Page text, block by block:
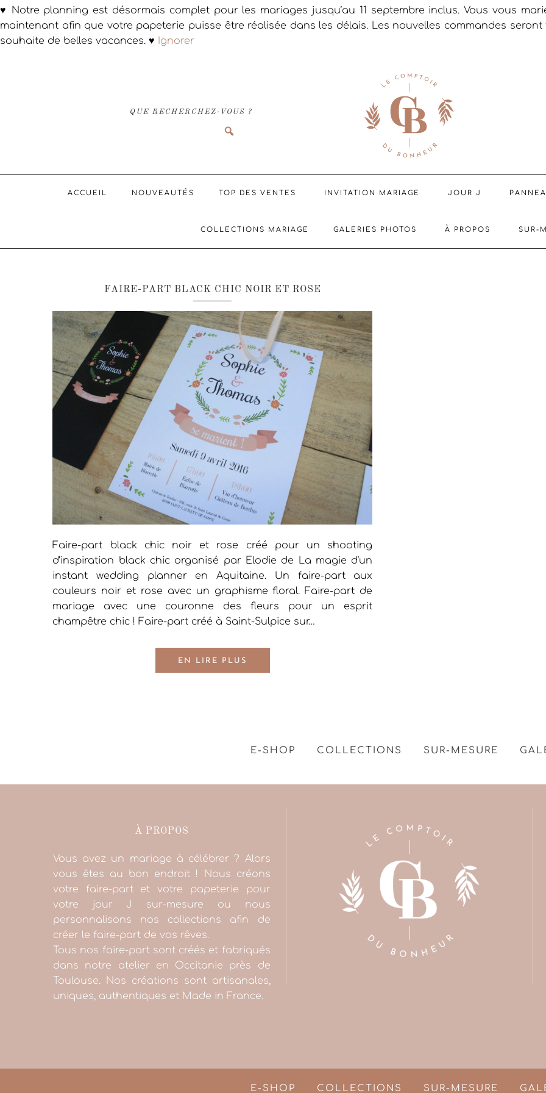
♥ Notre planning est désormais complet pour les mariages jusqu’au 11 septembre inclus. Vous vous
maintenant afin que votre papeterie puisse être réalisée dans les délais. Les nouvelles commandes
souhaite de belles vacances. ♥
Ignorer
QUE RECHERCHEZ-VOUS ?
ACCUEIL NOUVEAUTÉS TOP DES VENTES INVITATION MARIAGE JOUR J
COLLECTIONS MARIAGE GALERIES PHOTOS À PROPOS SUR-
FAIRE-PART BLACK CHIC NOIR ET ROSE
Faire-part black chic noir et rose créé pour un shooting
d’inspiration black chic organisé par Elodie de La magie d’un
instant wedding planner en Aquitaine. Un faire-part aux
couleurs noir et rose avec un graphisme floral. Faire-part de
mariage avec une couronne des fleurs pour un esprit
champêtre chic ! Faire-part créé à Saint-Sulpice sur…
EN LIRE PLUS
E-SHOP COLLECTIONS SUR-MESURE
À PROPOS
Vous avez un mariage à célébrer ? Alors
vous êtes au bon endroit ! Nous créons
votre faire-part et votre papeterie pour
votre jour J sur-mesure ou nous
personnalisons nos collections afin de
créer le faire-part de vos rêves.
Tous nos faire-part sont créés et fabriqués
dans notre atelier en Occitanie près de
Toulouse. Nos créations sont artisanales,
uniques, authentiques et Made in France.
E-SHOP COLLECTIONS SUR-MESURE